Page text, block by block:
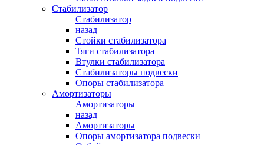
Стабилизатор
Стабилизатор
назад
Стойки стабилизатора
Тяги стабилизатора
Втулки стабилизатора
Стабилизаторы подвески
Опоры стабилизатора
Амортизаторы
Амортизаторы
назад
Амортизаторы
Опоры амортизатора подвески